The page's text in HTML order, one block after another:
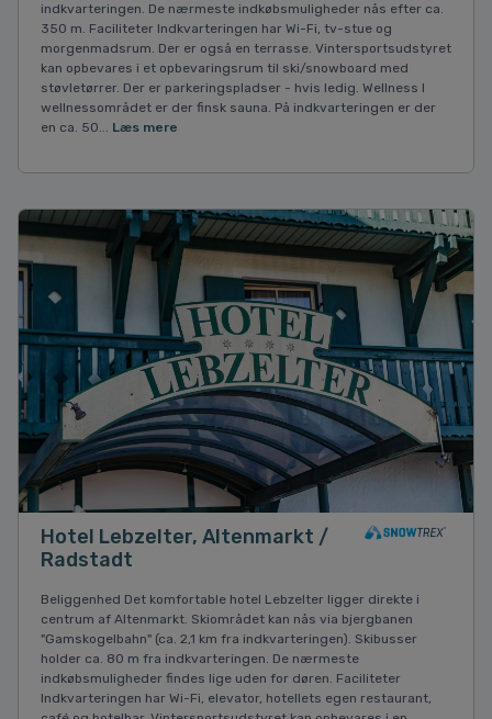
indkvarteringen. De nærmeste indkøbsmuligheder nås efter ca.
350 m. Faciliteter Indkvarteringen har Wi-Fi, tv-stue og
morgenmadsrum. Der er også en terrasse. Vintersportsudstyret
kan opbevares i et opbevaringsrum til ski/snowboard med
støvletørrer. Der er parkeringspladser - hvis ledig. Wellness I
wellnessområdet er der finsk sauna. På indkvarteringen er der
en ca. 50... Læs mere
Hotel Lebzelter, Altenmarkt /
Radstadt
Beliggenhed Det komfortable hotel Lebzelter ligger direkte i
centrum af Altenmarkt. Skiområdet kan nås via bjergbanen
"Gamskogelbahn" (ca. 2,1 km fra indkvarteringen). Skibusser
holder ca. 80 m fra indkvarteringen. De nærmeste
indkøbsmuligheder findes lige uden for døren. Faciliteter
Indkvarteringen har Wi-Fi, elevator, hotellets egen restaurant,